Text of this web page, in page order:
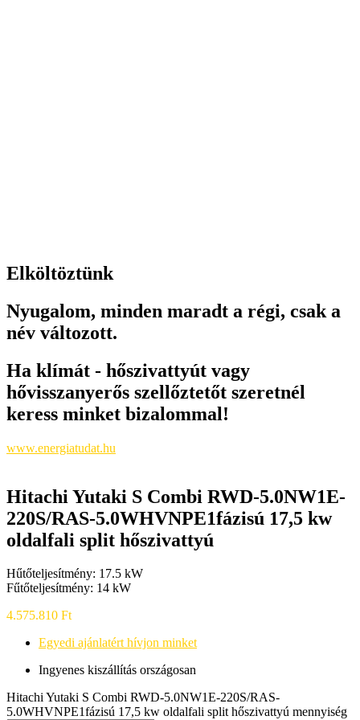
Elköltöztünk
Nyugalom, minden maradt a régi, csak a
név változott.
Ha klímát - hőszivattyút vagy
hővisszanyerős szellőztetőt szeretnél
keress minket bizalommal!
www.energiatudat.hu
Hitachi Yutaki S Combi RWD-5.0NW1E-
220S/RAS-5.0WHVNPE1fázisú 17,5 kw
oldalfali split hőszivattyú
Hűtőteljesítmény: 17.5 kW
Fűtőteljesítmény: 14 kW
4.575.810 Ft
Egyedi ajánlatért hívjon minket
Ingyenes kiszállítás országosan
Hitachi Yutaki S Combi RWD-5.0NW1E-220S/RAS-
5.0WHVNPE1fázisú 17,5 kw oldalfali split hőszivattyú mennyiség